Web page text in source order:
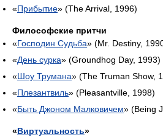
«Прибытие» (The Arrival, 1996)
Философские притчи
«Господин Судьба» (Mr. Destiny,
«День сурка» (Groundhog Day, 1993)
«Шоу Трумана» (The Truman Show,
«Плезантвиль» (Pleasantville, 1998)
«Быть Джоном Малковичем» (Being
«Виртуальность»